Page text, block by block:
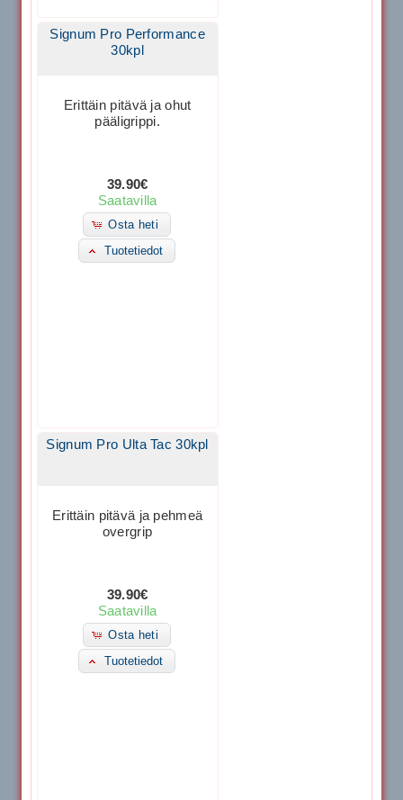
Signum Pro Performance
30kpl
Erittäin pitävä ja ohut
pääligrippi.
39.90€
Saatavilla
Osta heti
Tuotetiedot
Signum Pro Ulta Tac 30kpl
Erittäin pitävä ja pehmeä
overgrip
39.90€
Saatavilla
Osta heti
Tuotetiedot